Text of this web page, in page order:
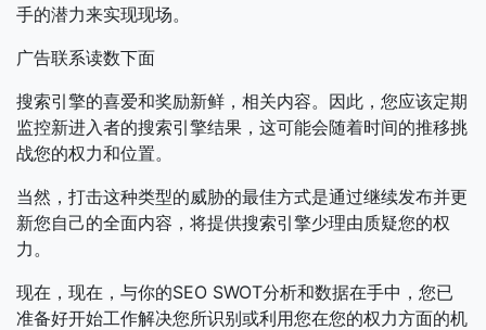
手的潜力来实现现场。
广告联系读数下面
搜索引擎的喜爱和奖励新鲜，相关内容。因此，您应该定期
监控新进入者的搜索引擎结果，这可能会随着时间的推移挑
战您的权力和位置。
当然，打击这种类型的威胁的最佳方式是通过继续发布并更
新您自己的全面内容，将提供搜索引擎少理由质疑您的权
力。
现在，现在，与你的SEO SWOT分析和数据在手中，您已
准备好开始工作解决您所识别或利用您在您的权力方面的机